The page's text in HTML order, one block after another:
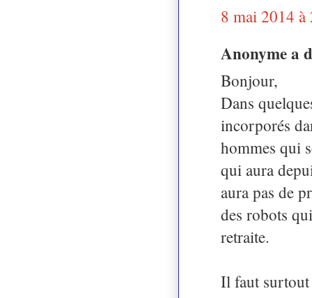
8 mai 2014 à
Anonyme a
Bonjour,
Dans
incorporés
hommes qui
qui aura
aura pas de
des robots
retraite.
Il faut surtout